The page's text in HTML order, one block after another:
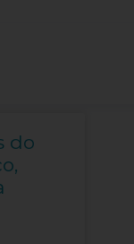
do